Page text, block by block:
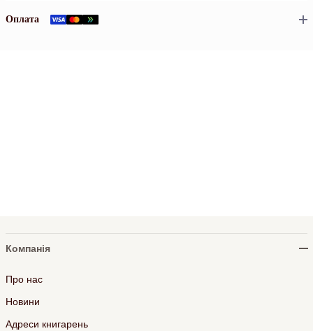
Оплата
Компанія
Про нас
Новини
Адреси книгарень